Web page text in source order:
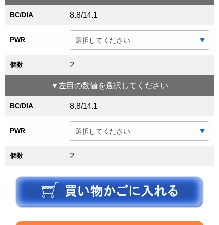
BC/DIA 8.8/14.1
PWR
個数 2
▼ 左目 の数値を選択してください
BC/DIA 8.8/14.1
PWR
個数 2